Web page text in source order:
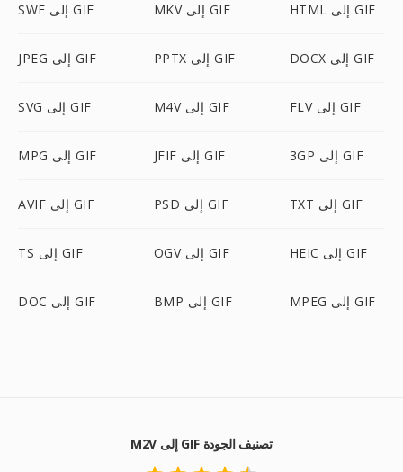
SWF إلى GIF MKV إلى GIF HTML إلى GIF
JPEG إلى GIF PPTX إلى GIF DOCX إلى GIF
SVG إلى GIF M4V إلى GIF FLV إلى GIF
MPG إلى GIF JFIF إلى GIF 3GP إلى GIF
AVIF إلى GIF PSD إلى GIF TXT إلى GIF
TS إلى GIF OGV إلى GIF HEIC إلى GIF
DOC إلى GIF BMP إلى GIF MPEG إلى GIF
M2V إلى GIF تصنيف الجودة